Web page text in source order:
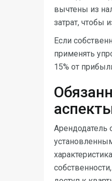
вычтены из
затрат, чтобы
Если
применять
15% от
Арендодатель